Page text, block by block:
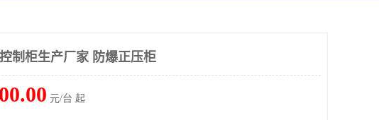
制柜生产厂家 防爆正压柜
元/台 起